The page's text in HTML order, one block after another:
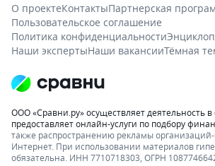
О проектеКонтактыПартнерская
Пользовательское соглашение
Политика конфиденциальности
Наши экспертыНаши вакансииТёмная
ООО «Сравни.ру» осуществляет деятельность в
предоставляет онлайн-услуги по подбору
также распространению рекламы организаций-
Интернет. При использовании материалов
обязательна. ИНН 7710718303, ОГРН